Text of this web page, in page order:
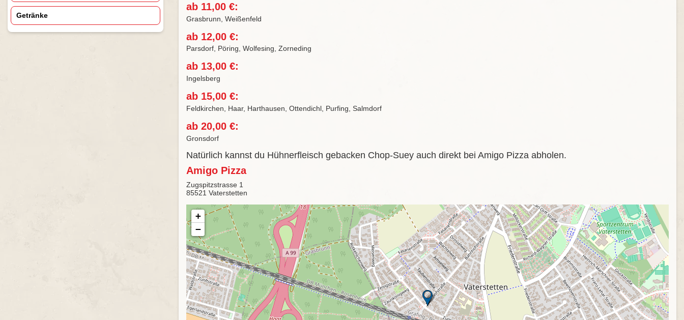
Getränke
ab 11,00 €:
Grasbrunn, Weißenfeld
ab 12,00 €:
Parsdorf, Pöring, Wolfesing, Zorneding
ab 13,00 €:
Ingelsberg
ab 15,00 €:
Feldkirchen, Haar, Harthausen, Ottendichl, Purfing, Salmdorf
ab 20,00 €:
Gronsdorf
Natürlich kannst du Hühnerfleisch gebacken Chop-Suey auch direkt bei Amigo Pizza abholen.
Amigo Pizza
Zugspitzstrasse 1
85521 Vaterstetten
+
−